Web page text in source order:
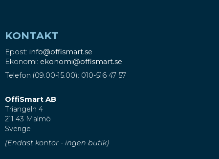
KONTAKT
Epost: info@offismart.se
Ekonomi: ekonomi@offismart.se
Telefon (09.00-15.00): 010-516 47 57
OffiSmart AB
Triangeln 4
211 43 Malmö
Sverige
(Endast kontor - ingen butik)